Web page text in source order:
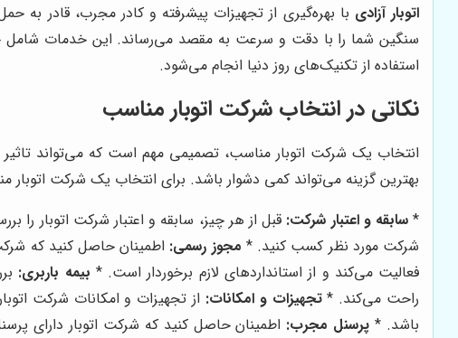
اتوبار آزادی با بهره‌گیری از تجهیزات پیشرفته و کادر مجرب، قادر
سنگین شما را با دقت و سرعت به مقصد می‌رساند. این خدمات شامل
استفاده از تکنیک‌های روز دنیا انجام می‌شود.
نکاتی در انتخاب شرکت اتوبار مناسب
انتخاب یک شرکت اتوبار مناسب، تصمیمی مهم است که می‌تواند
بهترین گزینه می‌تواند کمی دشوار باشد. برای انتخاب یک شرکت اتوبار
*سابقه و اعتبار شرکت: قبل از هر چیز، سابقه و اعتبار شرکت اتوبار را
شرکت مورد نظر کسب کنید. * مجوز رسمی: اطمینان حاصل کنید که
فعالیت می‌کند و از استانداردهای لازم برخوردار است. * بیمه باربری:
راحت می‌کند. *تجهیزات و امکانات: از تجهیزات و امکانات شرکت
باشد. * پرسنل مجرب: اطمینان حاصل کنید که شرکت اتوبار دارای